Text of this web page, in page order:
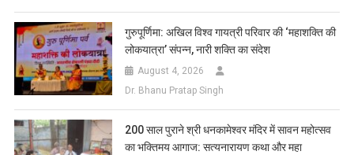
गुरुपूर्णिमा: अखिल विश्व गायत्री परिवार की ‘महाशक्ति की
लोकयात्रा’ संपन्न, नारी शक्ति का संदेश
August 4, 2026
Dr. Bhanu Pratap Singh
200 साल पुराने श्री धनकामेश्वर मंदिर में सावन महोत्सव
का भक्तिमय आगाज: सत्यनारायण कथा और महा